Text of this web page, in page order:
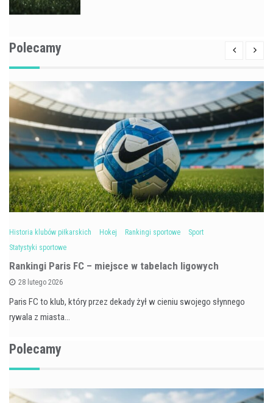
Polecamy
Historia klubów piłkarskich Hokej Rankingi sportowe
Sport
Statystyki sportowe
Rankingi Paris FC – miejsce w tabelach ligowych
28 lutego 2026
Paris FC to klub, który przez dekady żył w cieniu swojego słynnego
rywala z miasta…
Polecamy